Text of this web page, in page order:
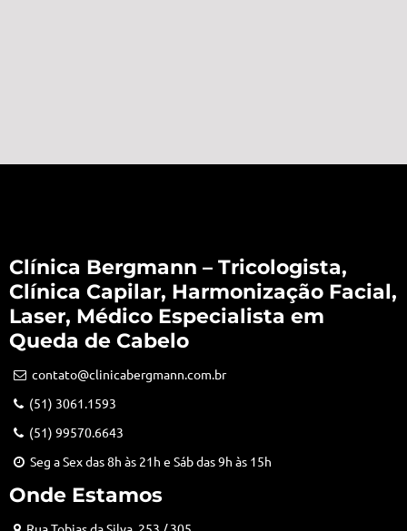
Clínica Bergmann – Tricologista,
Clínica Capilar, Harmonização Facial,
Laser, Médico Especialista em
Queda de Cabelo
contato@clinicabergmann.com.br
(51) 3061.1593
(51) 99570.6643
Seg a Sex das 8h às 21h e Sáb das 9h às 15h
Onde Estamos